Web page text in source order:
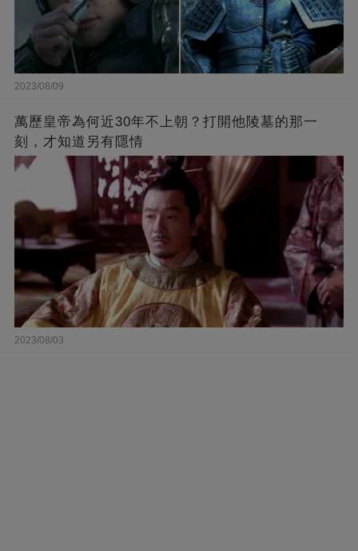
2023/08/09
萬歷皇帝為何近30年不上朝？打開他陵墓的那一
刻，才知道另有隱情
2023/08/03